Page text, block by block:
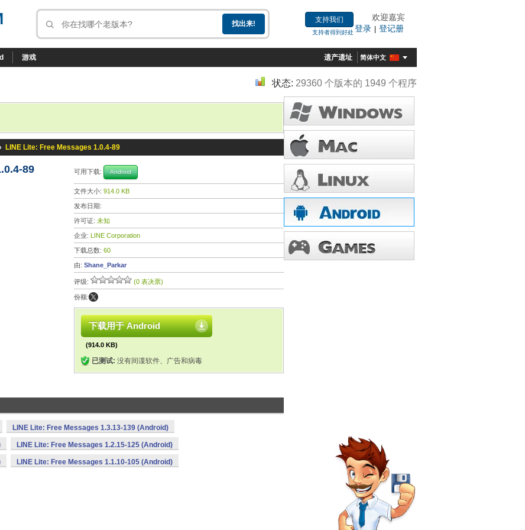
支持我们
支持者得到好处
欢迎嘉宾
登录 | 登记册
游戏 遗产遗址 简体中文
状态: 29360 个版本的 1949 个程序
LINE Lite: Free Messages 1.0.4-89
89 可用下载: Android
文件大小: 914.0 KB
发布日期:
许可证: 未知
企业: LINE Corporation
下载总数: 60
由: Shane_Parkar
评级: (0 表决票)
份额:
下载用于 Android
(914.0 KB)
已测试: 没有间谍软件、广告和病毒
LINE Lite: Free Messages 1.3.13-139 (Android)
LINE Lite: Free Messages 1.2.15-125 (Android)
LINE Lite: Free Messages 1.1.10-105 (Android)